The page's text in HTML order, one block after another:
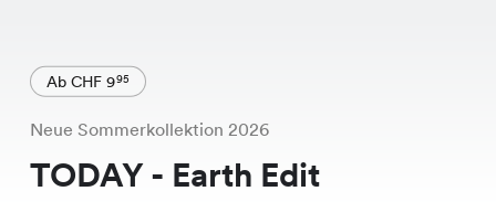
Ab CHF 995
Neue Sommerkollektion 2026
TODAY - Earth Edit